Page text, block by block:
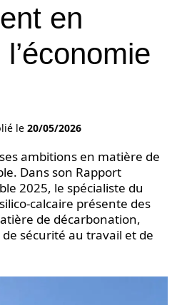
en
le 20/05/2026
ambitions en matière de
Dans son Rapport
2025, le spécialiste du
calcaire présente des
de décarbonation,
de sécurité au travail et de